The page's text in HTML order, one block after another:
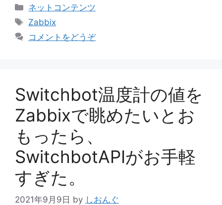
カ
テ
リ
ネットコンテンツ
タ
グ
Zabbix
コメントをどうぞ
Switchbot温度計の値を
Zabbixで眺めたいとお
もったら、
SwitchbotAPIがお手軽
すぎた。
2021年9月9日 by しおんぐ